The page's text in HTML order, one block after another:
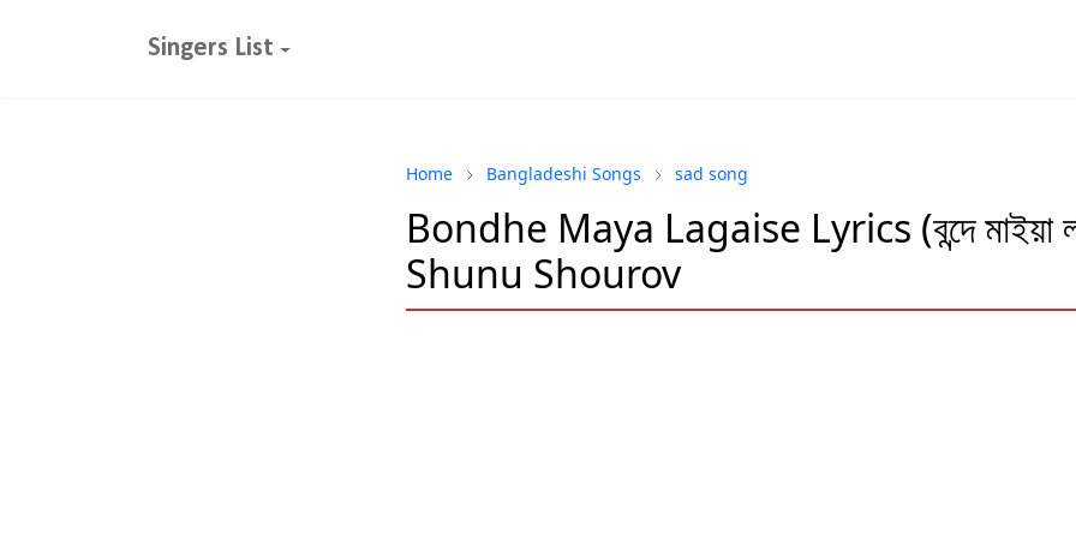
Singers List
Home Bangladeshi Songs sad song
Bondhe Maya Lagaise Lyrics (বন্দে মাইয়া
Shunu Shourov